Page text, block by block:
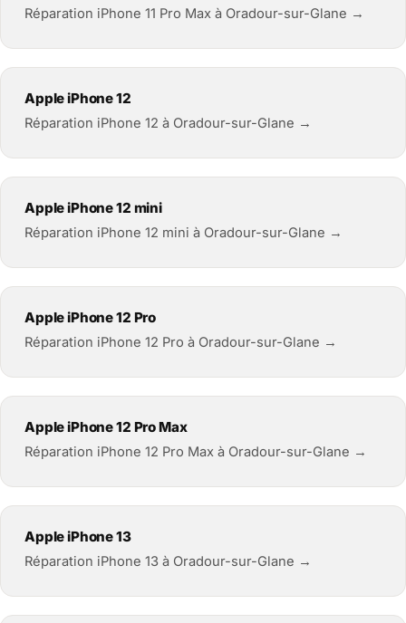
Réparation iPhone 11 Pro Max à Oradour-sur-Glane →
Apple iPhone 12
Réparation iPhone 12 à Oradour-sur-Glane →
Apple iPhone 12 mini
Réparation iPhone 12 mini à Oradour-sur-Glane →
Apple iPhone 12 Pro
Réparation iPhone 12 Pro à Oradour-sur-Glane →
Apple iPhone 12 Pro Max
Réparation iPhone 12 Pro Max à Oradour-sur-Glane →
Apple iPhone 13
Réparation iPhone 13 à Oradour-sur-Glane →